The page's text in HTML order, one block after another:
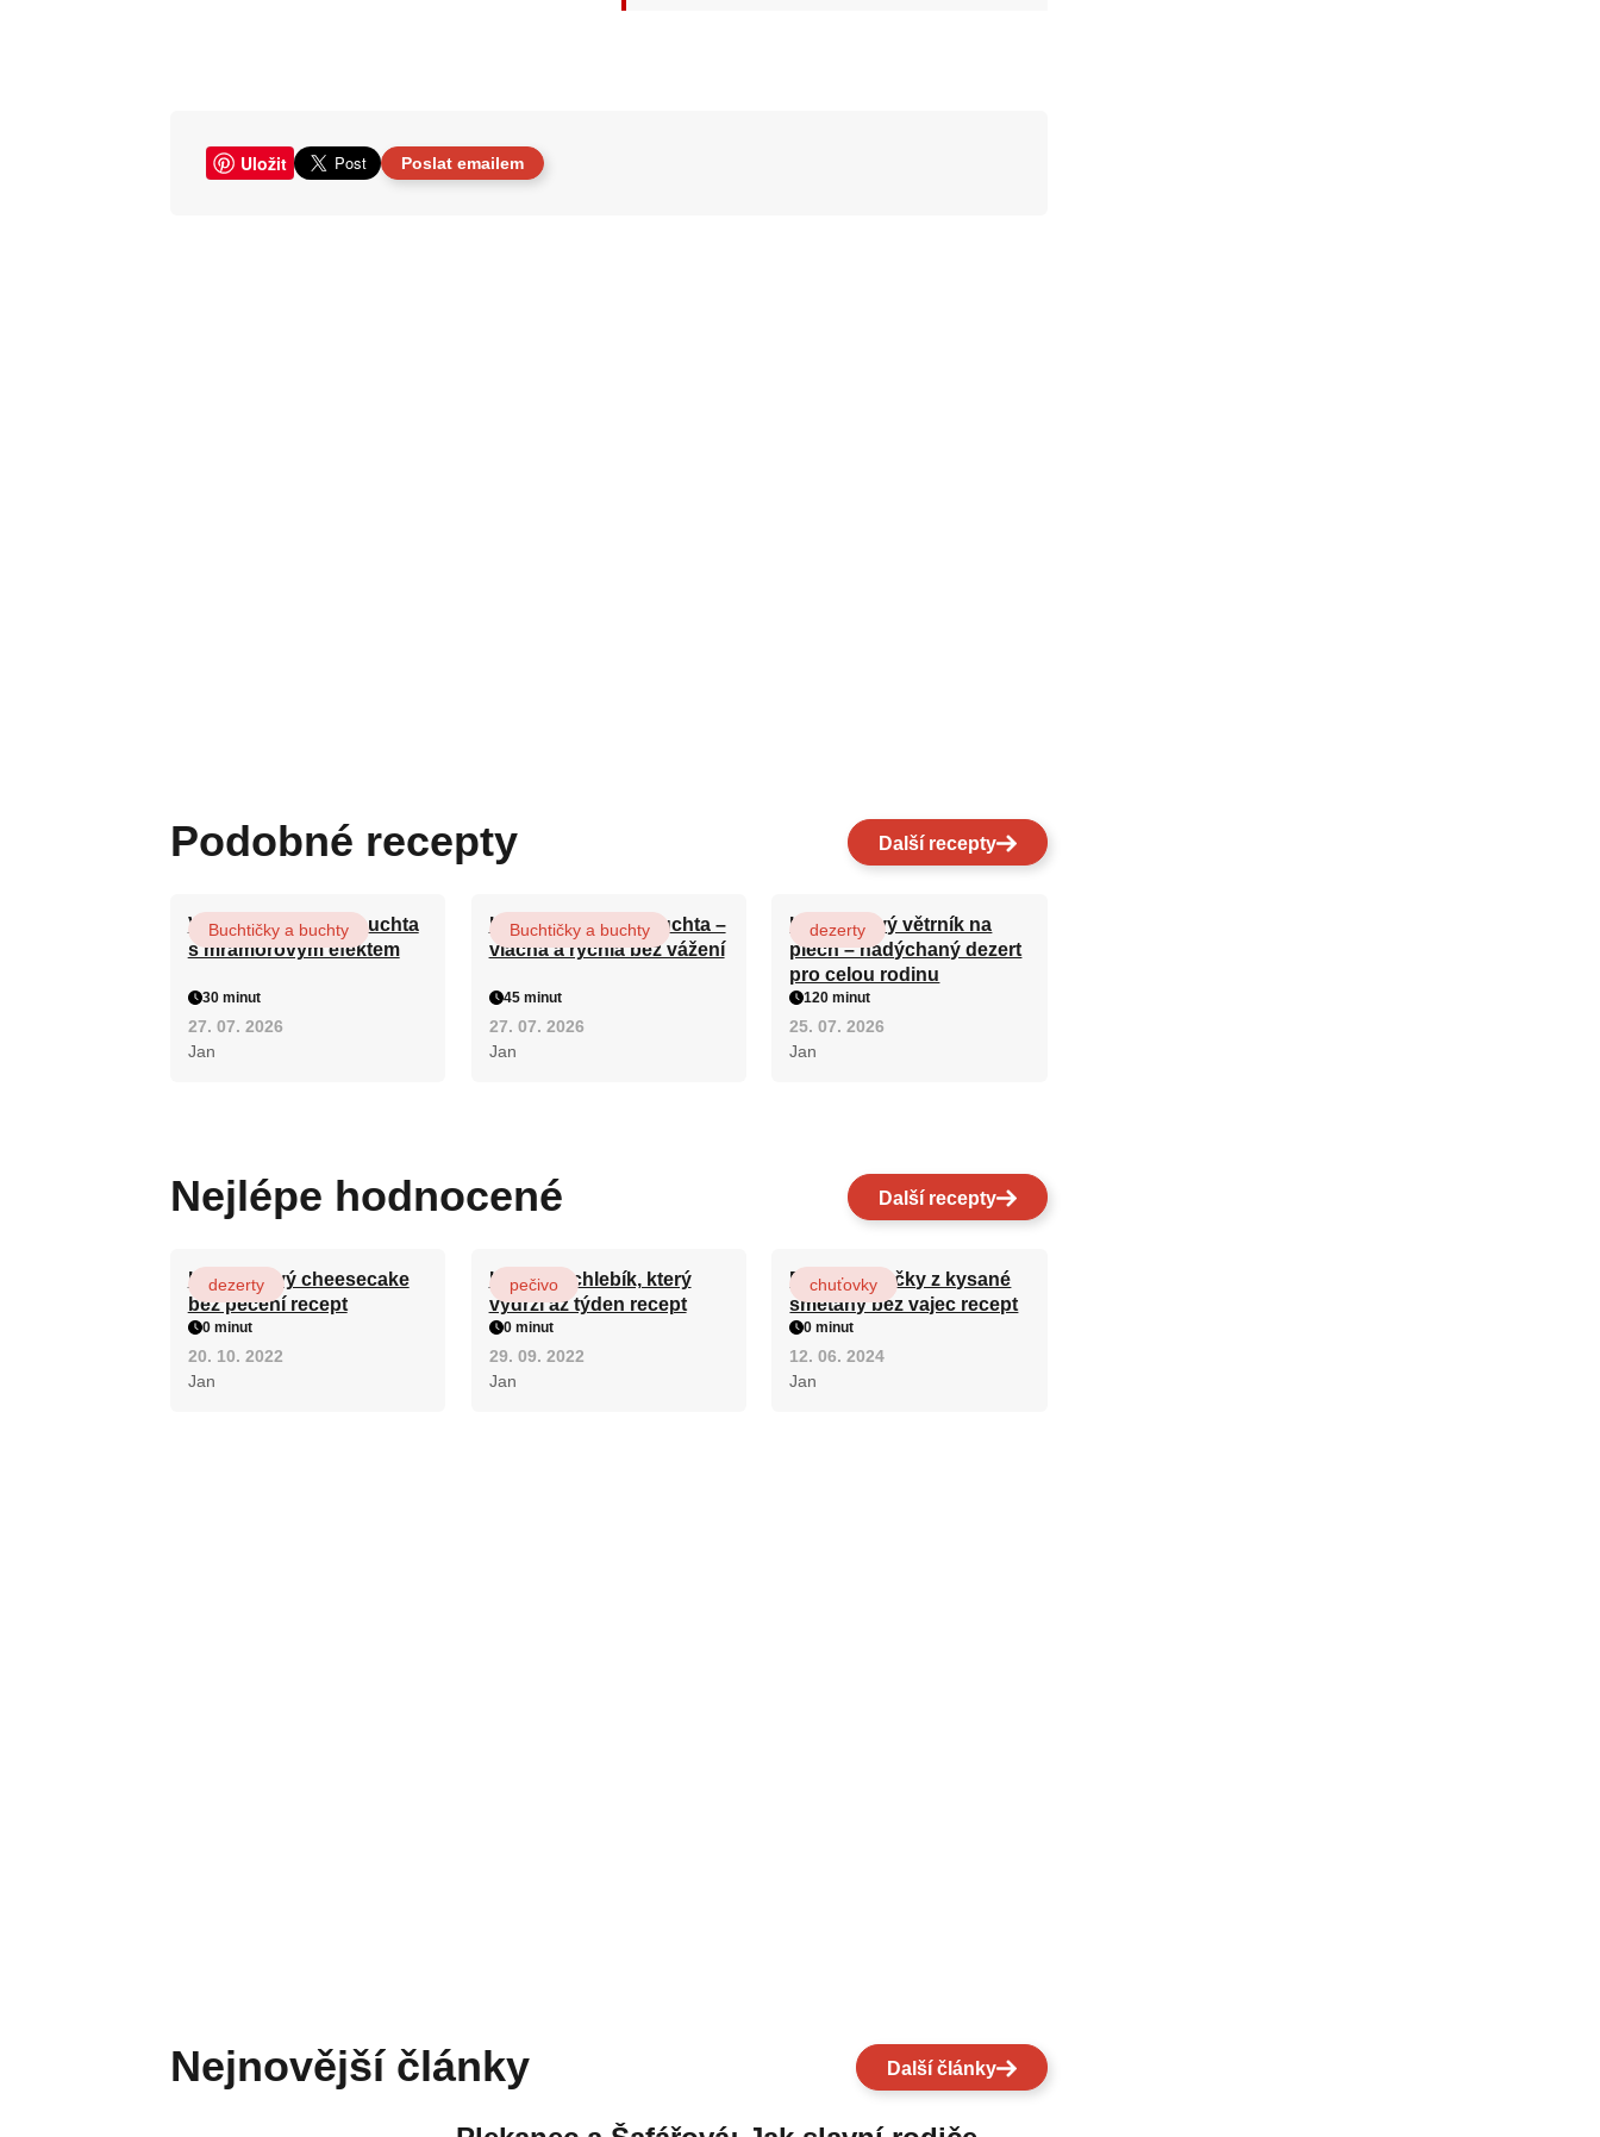
Uložit Poslat emailem
Podobné recepty Další recepty
Vláčná olejová litá buchta
s mramorovým efektem
Buchtičky a buchty
30 minut
27. 07. 2026
Jan
Hrnková maková buchta –
vláčná a rychlá bez vážení
Buchtičky a buchty
45 minut
27. 07. 2026
Jan
Karamelový větrník na
plech – nadýchaný dezert
pro celou rodinu
dezerty
120 minut
25. 07. 2026
Jan
Nejlépe hodnocené Další recepty
Karamelový cheesecake
bez pečení recept
dezerty
0 minut
20. 10. 2022
Jan
Hrnkový chlebík, který
vydrží až týden recept
pečivo
0 minut
29. 09. 2022
Jan
Rychlé válečky z kysané
smetany bez vajec recept
chuťovky
0 minut
12. 06. 2024
Jan
Nejnovější články Další články